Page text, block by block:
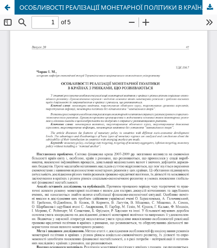
ОСОБЛИВОСТІ РЕАЛІЗАЦІЇ МОНЕТАРНОЇ ПОЛІТИКИ В КРАЇНАХ З РИНКАМИ, ЩО РОЗВИВАЮТЬСЯ